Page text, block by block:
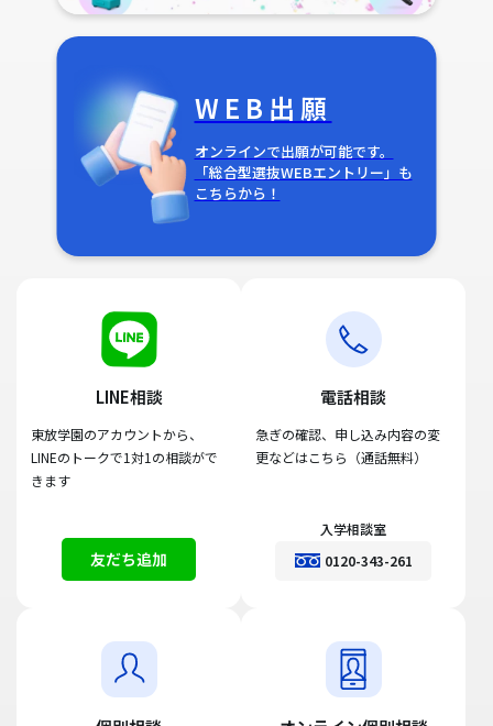
WEB出願
オンラインで出願が可能です。
「総合型選抜WEBエントリー」も
こちらから！
LINE相談
東放学園のアカウントから、
LINEのトークで1対1の相談がで
きます
友だち追加
電話相談
急ぎの確認、申し込み内容の変
更などはこちら（通話無料）
入学相談室
0120-343-261